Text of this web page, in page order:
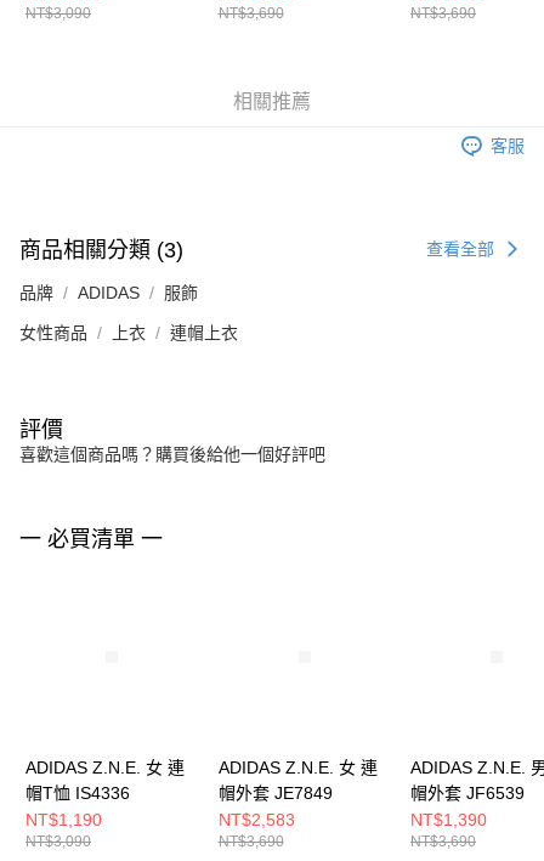
NT$3,090 NT$3,690 NT$3,690
相關推薦
客服
商品相關分類 (3) 查看全部
品牌 ADIDAS 服飾
女性商品 上衣 連帽上衣
評價
喜歡這個商品嗎？購買後給他一個好評吧
一 必買清單 一
ADIDAS Z.N.E. 女 連
帽T恤 IS4336
NT$1,190
NT$3,090
ADIDAS Z.N.E. 女 連
帽外套 JE7849
NT$2,583
NT$3,690
ADIDAS Z.N.E.
帽外套 JF6539
NT$1,390
NT$3,690